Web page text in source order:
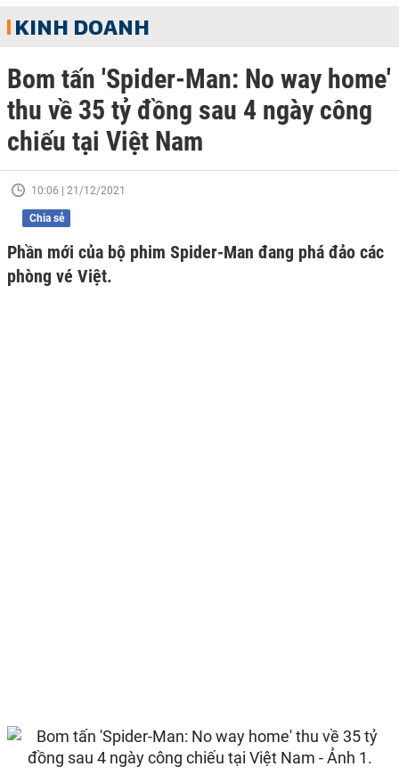
KINH DOANH
Bom tấn 'Spider-Man: No way home'
thu về 35 tỷ đồng sau 4 ngày công
chiếu tại Việt Nam
10:06 | 21/12/2021
Chia sẻ
Phần mới của bộ phim Spider-Man đang phá đảo các
phòng vé Việt.